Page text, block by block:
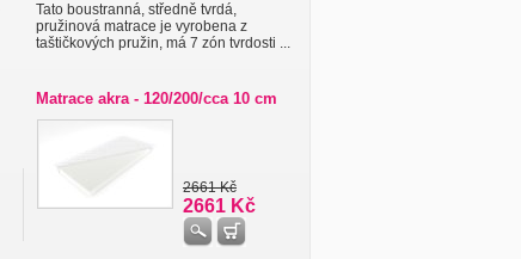
Tato boustranná, středně tvrdá,
pružinová matrace je vyrobena z
taštičkových pružin, má 7 zón tvrdosti ...
Matrace akra - 120/200/cca 10 cm
2661 Kč
2661 Kč